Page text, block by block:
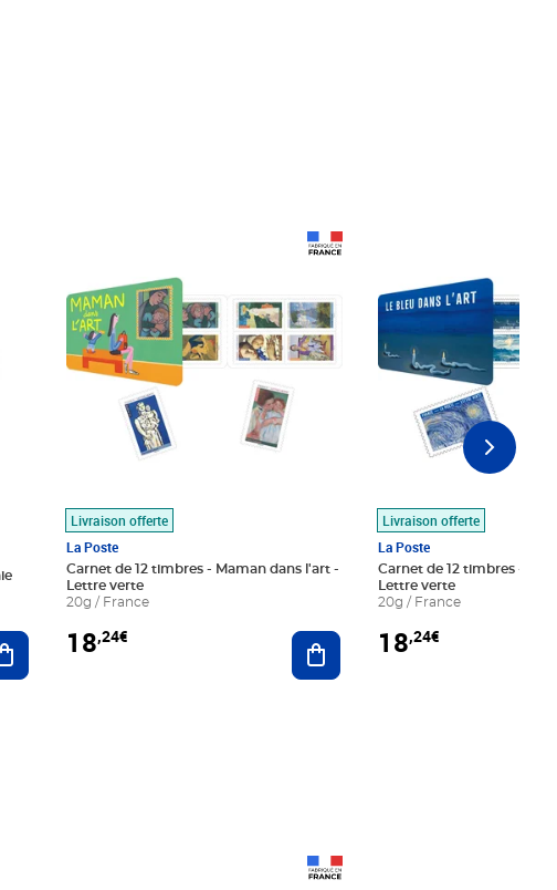
Ajouter au panier
Livraison offerte
La Poste
Carnet de 12 timbres - Maman dans l'art -
Lettre verte
20g / France
18,24€ Ajouter au panier
Livraison offerte
La Poste
Carnet de 12 timbres - Le
Lettre verte
20g / France
18,24€